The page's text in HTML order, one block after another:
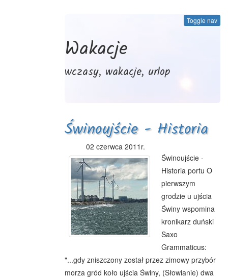
Toggle nav
Wakacje
wczasy, wakacje, urlop
Świnoujście - Historia
portu02 czerwca 2011r.
Świnoujście -
Historia portu O
pierwszym
grodzie u ujścia
Świny wspomina
kronikarz duński
Saxo
Grammaticus:
"...gdy zniszczony został przez zimowy przybór
morza gród koło ujścia Świny, (Słowianie) dwa